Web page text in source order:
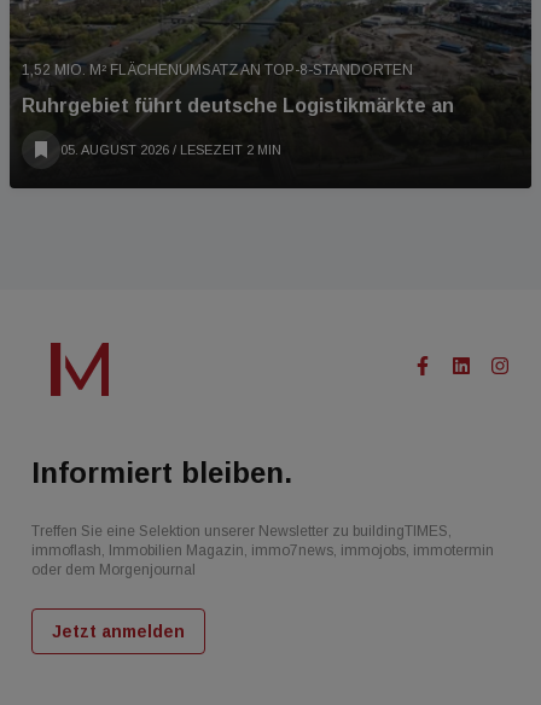
1,52 MIO. M² FLÄCHENUMSATZ AN TOP-8-STANDORTEN
Ruhrgebiet führt deutsche Logistikmärkte an
05. AUGUST 2026 / LESEZEIT 2 MIN
Informiert bleiben.
Treffen Sie eine Selektion unserer Newsletter zu buildingTIMES,
immoflash, Immobilien Magazin, immo7news, immojobs, immotermin
oder dem Morgenjournal
Jetzt anmelden